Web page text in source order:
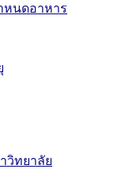
หนดอาหาร
วิทยาลัย